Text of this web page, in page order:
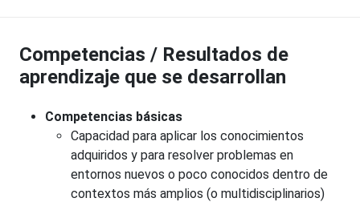
Competencias / Resultados de
aprendizaje que se desarrollan
Competencias básicas
Capacidad para aplicar los conocimientos
adquiridos y para resolver problemas en
entornos nuevos o poco conocidos dentro de
contextos más amplios (o multidisciplinarios)